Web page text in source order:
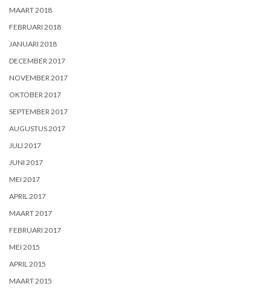
MAART 2018
FEBRUARI 2018
JANUARI 2018
DECEMBER 2017
NOVEMBER 2017
OKTOBER 2017
SEPTEMBER 2017
AUGUSTUS 2017
JULI 2017
JUNI 2017
MEI 2017
APRIL 2017
MAART 2017
FEBRUARI 2017
MEI 2015
APRIL 2015
MAART 2015